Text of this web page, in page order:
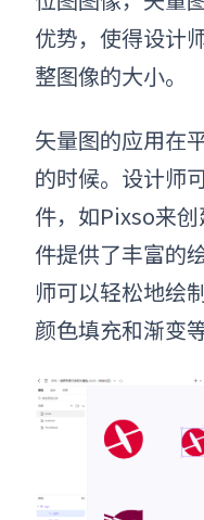
优势，使得设计
整图像的大小。
矢量图的应用在
的时候。设计师
件，如Pixso来
件提供了丰富的
师可以轻松地绘
颜色填充和渐变